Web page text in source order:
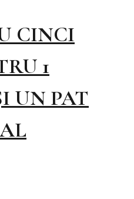
CINCI
1
UN PAT